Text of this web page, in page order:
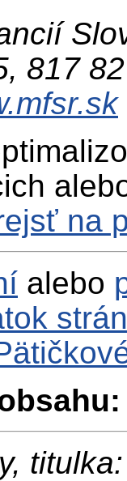
817
na
alebo
titulka: